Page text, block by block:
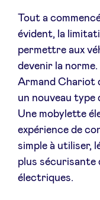
NXT Brussels -
Pooling Services
Sponsors
Privacy Policy
BeAngels x PMV
Tout a
évident, la
permettre aux
devenir la
Armand Chariot
un nouveau type
Une mobylette
expérience de
simple à utiliser,
plus
électriques.